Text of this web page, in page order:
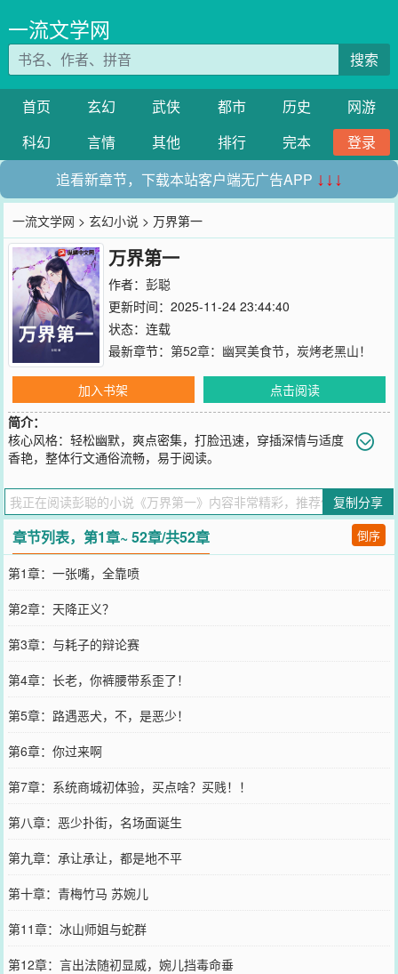
一流文学网
搜索
首页 玄幻 武侠 都市 历史
网游
科幻
言情 其他 排行 完本
登录
追看新章节，下载本站客户端无广告APP ↓↓↓
一流文学网 >玄幻小说 > 万界第一
万界第一
作者： 彭聪
更新时间：2025-11-24 23:44:40
状态：连载
最新章节： 第52章：幽冥美食节，炭烤老黑山！
加入书架
点击阅读
简介：
核心风格：轻松幽默，爽点密集，打脸迅速，穿插深情与适度
香艳，整体行文通俗流畅，易于阅读。
里的朋友推荐哦！
复制分享
章节列表，第1章~ 52章/共52章 倒序
第1章：一张嘴，全靠喷
第2章：天降正义？
第3章：与耗子的辩论赛
第4章：长老，你裤腰带系歪了！
第5章：路遇恶犬，不，是恶少！
第6章：你过来啊
第7章：系统商城初体验，买点啥？买贱！！
第八章：恶少扑街，名场面诞生
第九章：承让承让，都是地不平
第十章：青梅竹马 苏婉儿
第11章：冰山师姐与蛇群
第12章：言出法随初显威，婉儿挡毒命垂